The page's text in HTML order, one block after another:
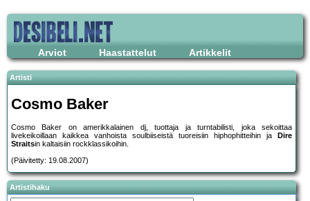
Arviot Haastattelut Artikkelit
Artisti
Cosmo Baker
Cosmo Baker on amerikkalainen dj, tuottaja ja turntabilisti, joka sekoittaa
livekeikoillaan kaikkea vanhoista soulbiiseistä tuoreisiin hiphophitteihin ja
Dire
Straitsin kaltaisiin rockklassikoihin.
(Päivitetty: 19.08.2007)
Artistihaku